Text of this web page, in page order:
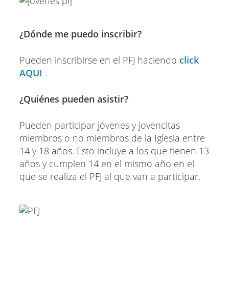
¿Dónde me puedo inscribir?
Pueden inscribirse en el PFJ haciendo click
AQUI .
¿Quiénes pueden asistir?
Pueden participar jóvenes y jovencitas
miembros o no miembros de la Iglesia entre
14 y 18 años. Esto incluye a los que tienen 13
años y cumplen 14 en el mismo año en el
que se realiza el PFJ al que van a participar.